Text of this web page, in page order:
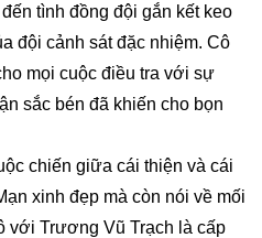
tình đồng đội gắn kết keo
đội cảnh sát đặc nhiệm. Cô
mọi cuộc điều tra với sự
sắc bén đã khiến cho bọn
chiến giữa cái thiện và cái
xinh đẹp mà còn nói về mối
với Trương Vũ Trạch là cấp